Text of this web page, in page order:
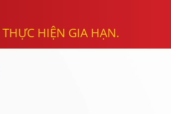
HIỆN GIA HẠN.